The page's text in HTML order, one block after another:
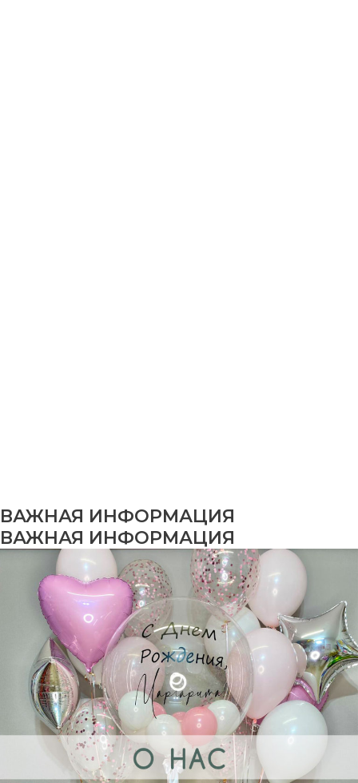
ВАЖНАЯ ИНФОРМАЦИЯ
ВАЖНАЯ ИНФОРМАЦИЯ